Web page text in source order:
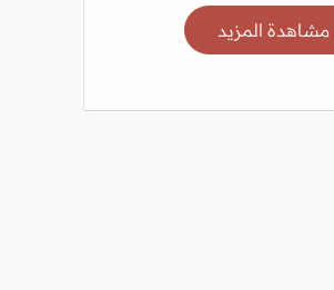
مشاهدة المزيد